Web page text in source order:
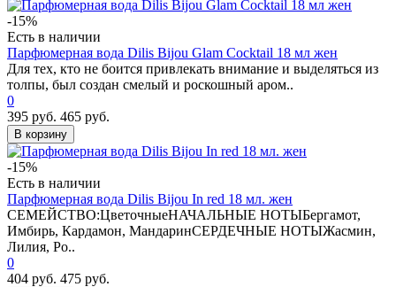
-15%
Есть в наличии
Парфюмерная вода Dilis Bijou Glam Cocktail 18 мл жен
Для тех, кто не боится привлекать внимание и выделяться из
толпы, был создан смелый и роскошный аром..
0
395 руб. 465 руб.
В корзину
-15%
Есть в наличии
Парфюмерная вода Dilis Bijou In red 18 мл. жен
СЕМЕЙСТВО:ЦветочныеНАЧАЛЬНЫЕ НОТЫБергамот,
Имбирь, Кардамон, МандаринСЕРДЕЧНЫЕ НОТЫЖасмин,
Лилия, Ро..
0
404 руб. 475 руб.